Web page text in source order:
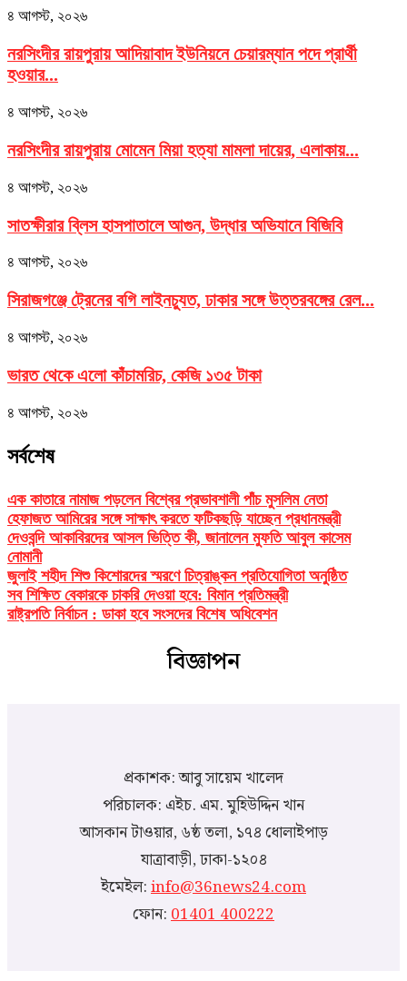
৪ আগস্ট, ২০২৬
নরসিংদীর রায়পুরায় আদিয়াবাদ ইউনিয়নে চেয়ারম্যান পদে প্রার্থী
হওয়ার...
৪ আগস্ট, ২০২৬
নরসিংদীর রায়পুরায় মোমেন মিয়া হত্যা মামলা দায়ের, এলাকায়...
৪ আগস্ট, ২০২৬
সাতক্ষীরার ব্লিস হাসপাতালে আগুন, উদ্ধার অভিযানে বিজিবি
৪ আগস্ট, ২০২৬
সিরাজগঞ্জে ট্রেনের বগি লাইনচ্যুত, ঢাকার সঙ্গে উত্তরবঙ্গের রেল...
৪ আগস্ট, ২০২৬
ভারত থেকে এলো কাঁচামরিচ, কেজি ১৩৫ টাকা
৪ আগস্ট, ২০২৬
সর্বশেষ
এক কাতারে নামাজ পড়লেন বিশ্বের প্রভাবশালী পাঁচ মুসলিম নেতা
হেফাজত আমিরের সঙ্গে সাক্ষাৎ করতে ফটিকছড়ি যাচ্ছেন প্রধানমন্ত্রী
দেওবন্দি আকাবিরদের আসল ভিত্তি কী, জানালেন মুফতি আবুল কাসেম
নোমানী
জুলাই শহীদ শিশু কিশোরদের স্মরণে চিত্রাঙ্কন প্রতিযোগিতা অনুষ্ঠিত
সব শিক্ষিত বেকারকে চাকরি দেওয়া হবে: বিমান প্রতিমন্ত্রী
রাষ্ট্রপতি নির্বাচন : ডাকা হবে সংসদের বিশেষ অধিবেশন
বিজ্ঞাপন
প্রকাশক: আবু সায়েম খালেদ
পরিচালক: এইচ. এম. মুহিউদ্দিন খান
আসকান টাওয়ার, ৬ষ্ঠ তলা, ১৭৪ ধোলাইপাড়
যাত্রাবাড়ী, ঢাকা-১২০৪
ইমেইল:info@36news24.com
ফোন:01401 400222